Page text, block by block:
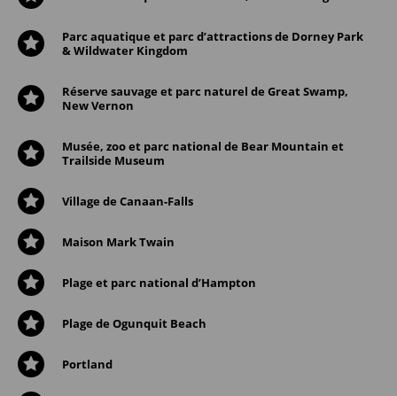
Parc aquatique et parc d’attractions de Dorney Park
& Wildwater Kingdom
Réserve sauvage et parc naturel de Great Swamp,
New Vernon
Musée, zoo et parc national de Bear Mountain et
Trailside Museum
Village de Canaan-Falls
Maison Mark Twain
Plage et parc national d’Hampton
Plage de Ogunquit Beach
Portland